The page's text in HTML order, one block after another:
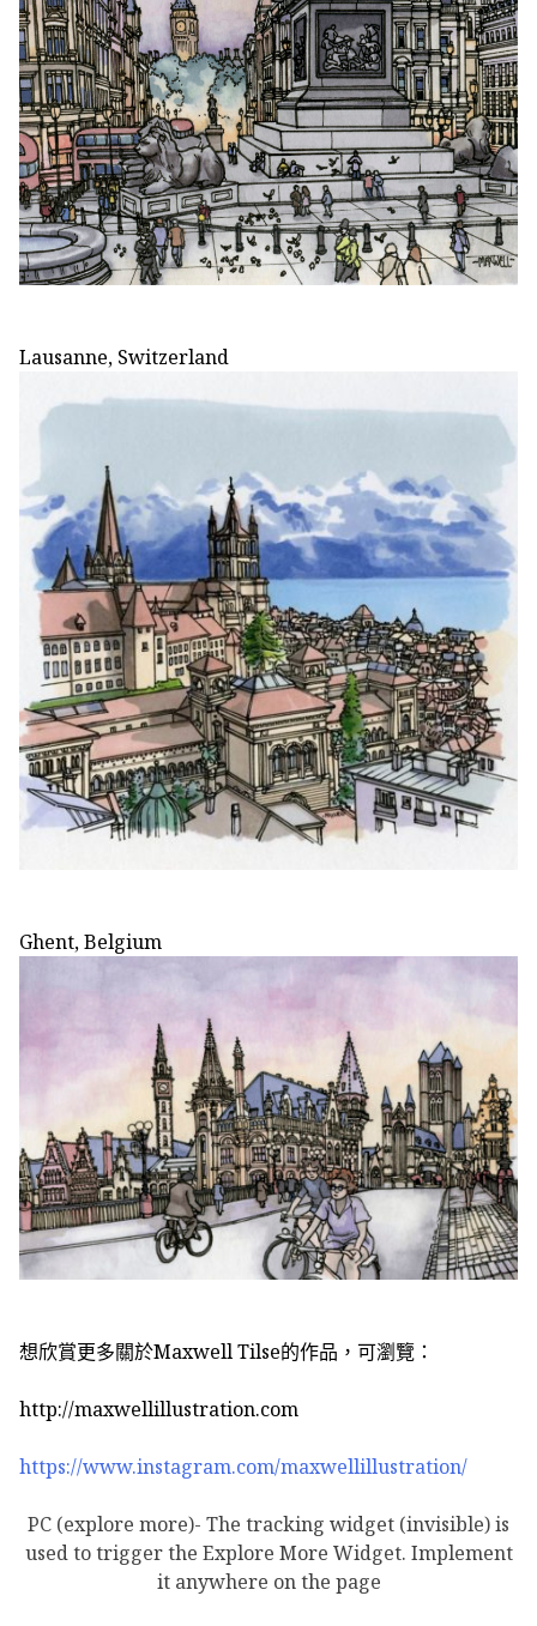
Lausanne, Switzerland
Ghent, Belgium
想欣賞更多關於Maxwell Tilse的作品，可瀏覽：
http://maxwellillustration.com
https://www.instagram.com/maxwellillustration/
PC (explore more)- The tracking widget (invisible) is
used to trigger the Explore More Widget. Implement
it anywhere on the page